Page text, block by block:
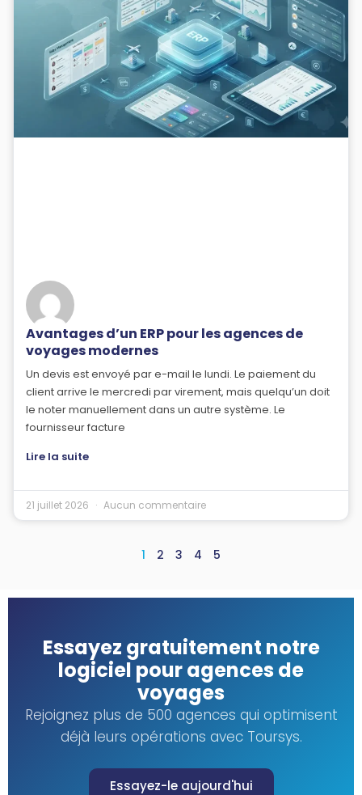
Avantages d’un ERP pour les agences de
voyages modernes
Un devis est envoyé par e-mail le lundi. Le paiement du
client arrive le mercredi par virement, mais quelqu’un doit
le noter manuellement dans un autre système. Le
fournisseur facture
Lire la suite
21 juillet 2026 Aucun commentaire
1 2 3 4 5
Essayez gratuitement notre
logiciel pour agences de
voyages
Rejoignez plus de 500 agences qui optimisent
déjà leurs opérations avec Toursys.
Essayez-le aujourd'hui